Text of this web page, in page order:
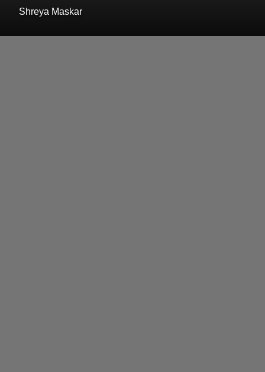
Shreya Maskar